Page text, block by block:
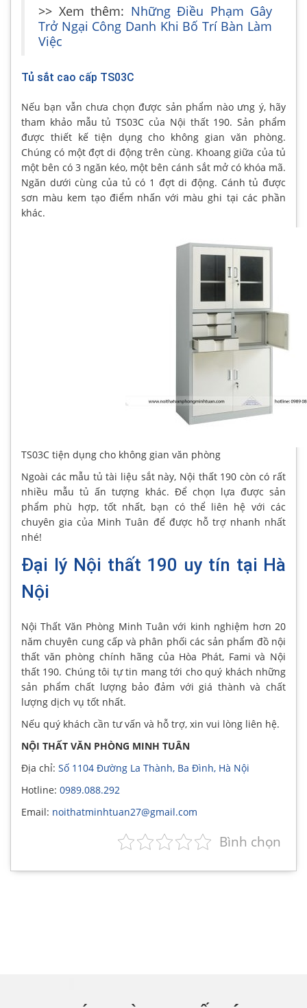
>> Xem thêm: Những Điều Phạm Gây
Trở Ngại Công Danh Khi Bố Trí Bàn Làm
Việc
Tủ sắt cao cấp TS03C
Nếu bạn vẫn chưa chọn được sản phẩm nào ưng ý, hãy
tham khảo mẫu tủ TS03C của Nội thất 190. Sản phẩm
được thiết kế tiện dụng cho không gian văn phòng.
Chúng có một đợt di động trên cùng. Khoang giữa của tủ
một bên có 3 ngăn kéo, một bên cánh sắt mở có khóa mã.
Ngăn dưới cùng của tủ có 1 đợt di động. Cánh tủ được
sơn màu kem tạo điểm nhấn với màu ghi tại các phần
khác.
TS03C tiện dụng cho không gian văn phòng
Ngoài các mẫu tủ tài liệu sắt này, Nội thất 190 còn có rất
nhiều mẫu tủ ấn tượng khác. Để chọn lựa được sản
phẩm phù hợp, tốt nhất, bạn có thể liên hệ với các
chuyên gia của Minh Tuân để được hỗ trợ nhanh nhất
nhé!
Đại lý Nội thất 190 uy tín tại Hà
Nội
Nội Thất Văn Phòng Minh Tuân với kinh nghiệm hơn 20
năm chuyên cung cấp và phân phối các sản phẩm đồ nội
thất văn phòng chính hãng của Hòa Phát, Fami và Nội
thất 190. Chúng tôi tự tin mang tới cho quý khách những
sản phẩm chất lượng bảo đảm với giá thành và chất
lượng dịch vụ tốt nhất.
Nếu quý khách cần tư vấn và hỗ trợ, xin vui lòng liên hệ.
NỘI THẤT VĂN PHÒNG MINH TUÂN
Địa chỉ: Số 1104 Đường La Thành, Ba Đình, Hà Nội
Hotline: 0989.088.292
Email: noithatminhtuan27@gmail.com
Bình chọn